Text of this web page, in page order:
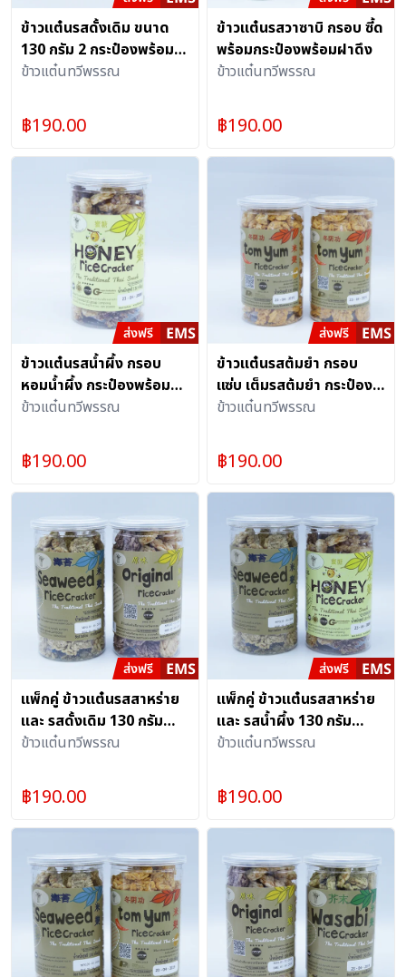
ข้าวแต๋นรสดั้งเดิม ขนาด
130 กรัม 2 กระป๋องพร้อม
ฝาดึง
ข้าวแต๋นทวีพรรณ
฿190.00
ข้าวแต๋นรสวาซาบิ กรอบ ซี้ด
พร้อมกระป๋องพร้อมฝาดึง
ข้าวแต๋นทวีพรรณ
฿190.00
ข้าวแต๋นรสน้ำผึ้ง กรอบ
หอมน้ำผึ้ง กระป๋องพร้อมฝา
ดึง
ข้าวแต๋นทวีพรรณ
฿190.00
ข้าวแต๋นรสต้มยำ กรอบ
แซ่บ เต็มรสต้มยำ กระป๋อง
พร้อมฝาดึง
ข้าวแต๋นทวีพรรณ
฿190.00
แพ็กคู่ ข้าวแต๋นรสสาหร่าย
และ รสดั้งเดิม 130 กรัม
อย่างละ 1 กระป๋องพร้อมฝา
ข้าวแต๋นทวีพรรณ
฿190.00
แพ็กคู่ ข้าวแต๋นรสสาหร่าย
และ รสน้ำผึ้ง 130 กรัม
อย่างละ 1 กระป๋องพร้อมฝา
ข้าวแต๋นทวีพรรณ
฿190.00